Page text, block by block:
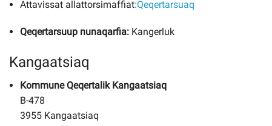
Attavissat allattorsimaffiat:Qeqertarsuaq
Qeqertarsuup nunaqarfia: Kangerluk
Kangaatsiaq
Kommune Qeqertalik Kangaatsiaq
B-478
3955 Kangaatsiaq